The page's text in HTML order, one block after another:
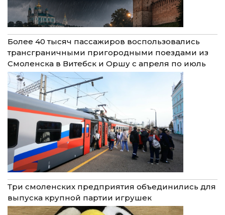
Более 40 тысяч пассажиров воспользовались
трансграничными пригородными поездами из
Смоленска в Витебск и Оршу с апреля по июль
Три смоленских предприятия объединились для
выпуска крупной партии игрушек